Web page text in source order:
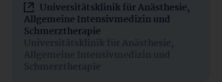
Universitätsklinik für Anästhesie,
Allgemeine Intensivmedizin und
Schmerztherapie
Universitätsklinik für Anästhesie,
Allgemeine Intensivmedizin und
Schmerztherapie